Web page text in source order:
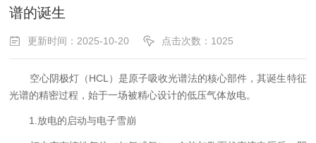
谱的诞生
更新时间：2025-10-20 点击次数：1025
空心阴极灯（HCL）是原子吸收光谱法的核心部件，其诞生特征
光谱的精密过程，始于一场被精心设计的低压气体放电。
1.放电的启动与电子雪崩